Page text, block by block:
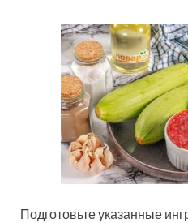
Подготовьте указанные